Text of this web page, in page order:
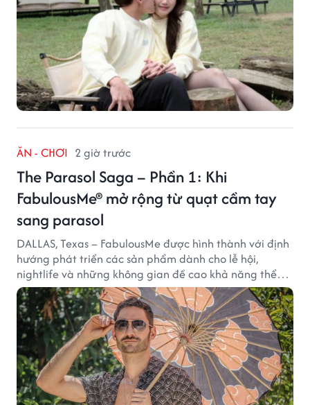
ĂN - CHƠI 2 giờ trước
The Parasol Saga – Phần 1: Khi
FabulousMe® mở rộng từ quạt cầm tay
sang parasol
DALLAS, Texas – FabulousMe được hình thành với định
hướng phát triển các sản phẩm dành cho lễ hội,
nightlife và những không gian đề cao khả năng thể
hiện bản thân. Trong quá trình xây dựng thương hiệu,
quạt cầm tay trở thành dòng sản phẩm tạo được
thành công ban đầu, giúp FabulousMe từng bước mở
rộng mức độ hiện diện trên thị trường.